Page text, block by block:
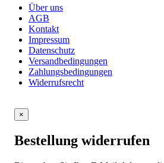
Über uns
AGB
Kontakt
Impressum
Datenschutz
Versandbedingungen
Zahlungsbedingungen
Widerrufsrecht
×
Bestellung widerrufen